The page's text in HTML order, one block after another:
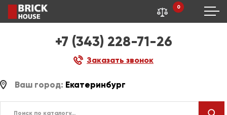
+7 (343) 228-71-26
Заказать звонок
0
Ваш город: Екатеринбург